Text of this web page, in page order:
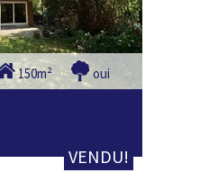
150m² oui
VENDU!